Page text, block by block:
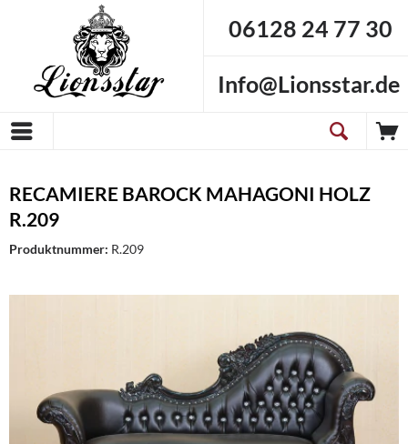
06128 24 77 30
Info@Lionsstar.de
RECAMIERE BAROCK MAHAGONI HOLZ
R.209
Produktnummer: R.209